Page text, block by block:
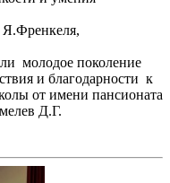
молодое поколение
и благодарности к
от имени пансионата
Д.Г.